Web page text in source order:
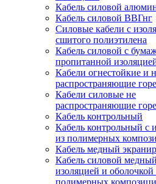
Кабель силовой
Кабель силовой ВВГнг
Силовые кабели с
сшитого полиэтилена
Кабель силовой с
пропитанной
Кабели огнестойкие и
распространяющие
Кабели силовые не
распространяющие
Кабель контрольный
Кабель контрольный с
из полимерных
Кабель медный
Кабель силовой
изоляцией и оболочкой
полимерных